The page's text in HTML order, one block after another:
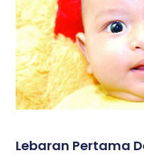
Lebaran Pertama